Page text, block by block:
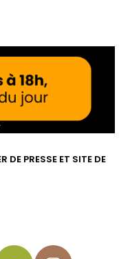
DE PRESSE ET SITE DE